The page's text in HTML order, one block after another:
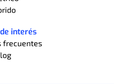
interés
frecuentes